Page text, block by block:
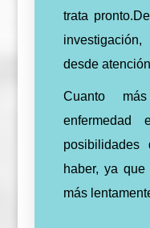
trata pronto.
desde
Cuanto
enfermedad
posibilidades
haber, ya
más